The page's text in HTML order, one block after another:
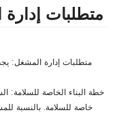
متطلبات
متطلبات إدارة المشغل: يجب أن يحمل مشغلو السقالات شهادات تشغيل خاصة
خطة البناء الخاصة للسلامة:
خاصة للسلامة. بالنسبة